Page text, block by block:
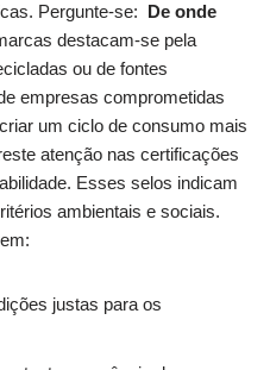
Pergunte-se:
De ⁢onde⁣
destacam-se pela
ou de‍ fontes‍
empresas ‌comprometidas
um ciclo‍ de consumo mais​
atenção nas certificações
‍Esses selos indicam
ambientais e‍ sociais.⁤
justas para os